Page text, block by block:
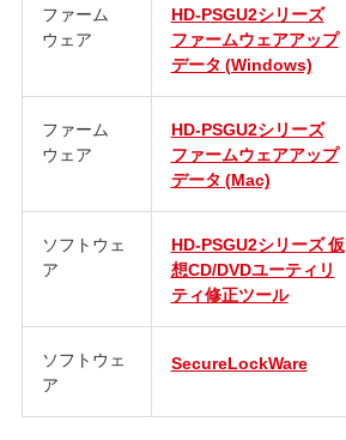
ファーム
ウェア
HD-PSGU2シリーズ
ファームウェアアップ
データ (Windows)
ファーム
ウェア
HD-PSGU2シリーズ
ファームウェアアップ
データ (Mac)
ソフトウェ
ア
HD-PSGU2シリーズ 仮
想CD/DVDユーティリ
ティ修正ツール
ソフトウェ
ア
SecureLockWare